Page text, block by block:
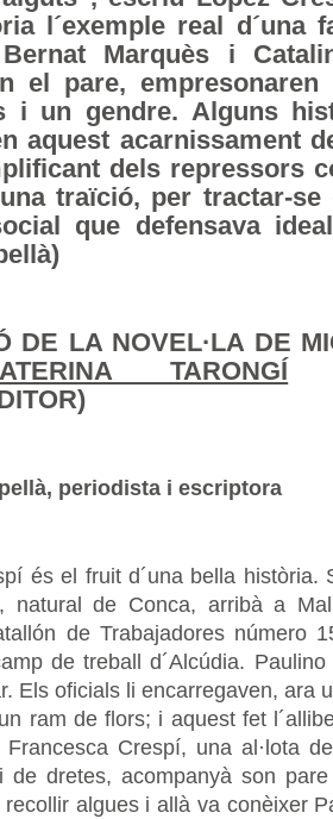
l´exemple real d´una
Marquès i
el pare,
i un gendre. Alguns
aquest acarnissament
dels repressors
traïció, per tractar-
que defensava
DE LA NOVEL·LA DE
TARONGÍ
periodista i escriptora
és el fruit d´una bella història.
natural de Conca, arribà a
de Trabajadores número
de treball d´Alcúdia.
Els oficials li encarregaven, ara
ram de flors; i aquest fet
Crespí, una al·lota
de dretes, acompanyà son
recollir algues i allà va conèixer